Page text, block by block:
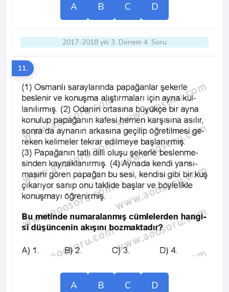
A B C D
2017-2018 yılı 3. Dönem 4. Soru
11.
A B C D